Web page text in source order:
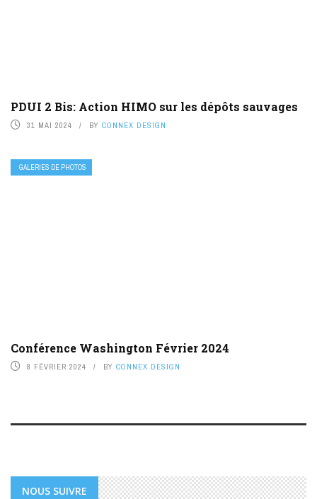
PDUI 2 Bis: Action HIMO sur les dépôts sauvages
31 MAI 2024 BY CONNEX DESIGN
GALERIES DE PHOTOS
Conférence Washington Février 2024
8 FÉVRIER 2024 BY CONNEX DESIGN
NOUS SUIVRE